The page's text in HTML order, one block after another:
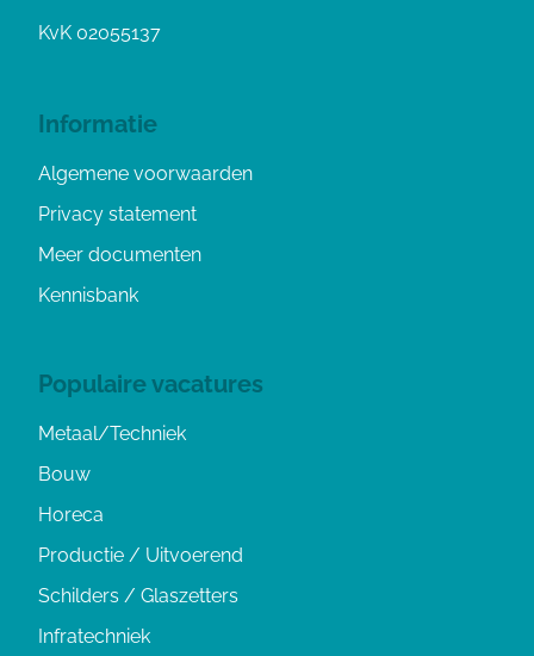
KvK 02055137
Informatie
Algemene voorwaarden
Privacy statement
Meer documenten
Kennisbank
Populaire vacatures
Metaal/Techniek
Bouw
Horeca
Productie / Uitvoerend
Schilders / Glaszetters
Infratechniek